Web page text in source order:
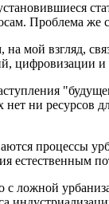
Проблема
мой взгляд,
цифровизации
ни ресурсов
процессы
естественным
ложной